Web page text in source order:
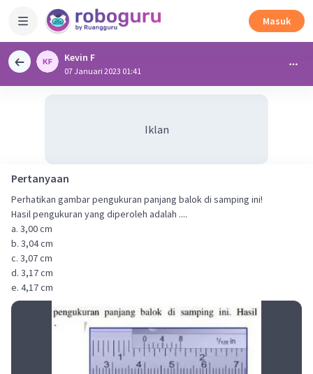
Masuk
Kevin F
07 Januari 2023 01:41
Iklan
Pertanyaan
Perhatikan gambar pengukuran panjang balok di samping ini!
Hasil pengukuran yang diperoleh adalah ....
a. 3,00 cm
b. 3,04 cm
c. 3,07 cm
d. 3,17 cm
e. 4,17 cm